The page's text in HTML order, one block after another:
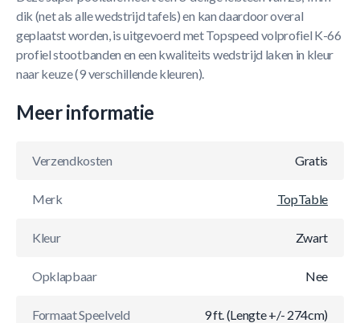
dik (net als alle wedstrijd tafels) en kan daardoor overal
geplaatst worden, is uitgevoerd met Topspeed volprofiel K-66
profiel stootbanden en een kwaliteits wedstrijd laken in kleur
naar keuze (9 verschillende kleuren).
Meer informatie
Verzendkosten Gratis
Merk TopTable
Kleur Zwart
Opklapbaar Nee
Formaat Speelveld 9 ft. (Lengte +/- 274cm)